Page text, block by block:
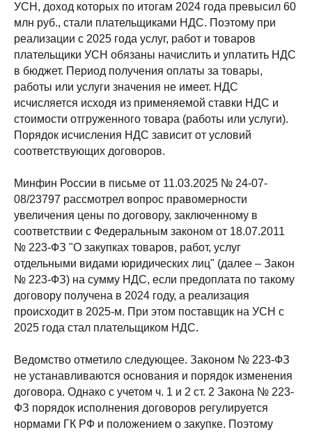
УСН, доход которых по итогам 2024 года превысил 60
млн руб., стали плательщиками НДС. Поэтому при
реализации с 2025 года услуг, работ и товаров
плательщики УСН обязаны начислить и уплатить НДС
в бюджет. Период получения оплаты за товары,
работы или услуги значения не имеет. НДС
исчисляется исходя из применяемой ставки НДС и
стоимости отгруженного товара (работы или услуги).
Порядок исчисления НДС зависит от условий
соответствующих договоров.
Минфин России в письме от 11.03.2025 № 24-07-
08/23797 рассмотрел вопрос правомерности
увеличения цены по договору, заключенному в
соответствии с Федеральным законом от 18.07.2011
№ 223-ФЗ "О закупках товаров, работ, услуг
отдельными видами юридических лиц" (далее – Закон
№ 223-ФЗ) на сумму НДС, если предоплата по такому
договору получена в 2024 году, а реализация
происходит в 2025-м. При этом поставщик на УСН с
2025 года стал плательщиком НДС.
Ведомство отметило следующее. Законом № 223-ФЗ
не устанавливаются основания и порядок изменения
договора. Однако с учетом ч. 1 и 2 ст. 2 Закона № 223-
ФЗ порядок исполнения договоров регулируется
нормами ГК РФ и положением о закупке. Поэтому